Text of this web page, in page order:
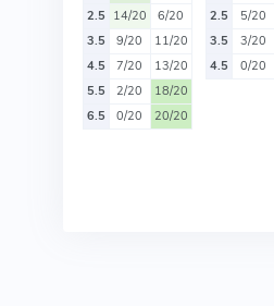
2.5 14/20
6/20
3.5
9/20
11/20
4.5
7/20
13/20
5.5
2/20
18/20
6.5
0/20 20/20
2.5
5/20
3.5
3/20
4.5
0/20